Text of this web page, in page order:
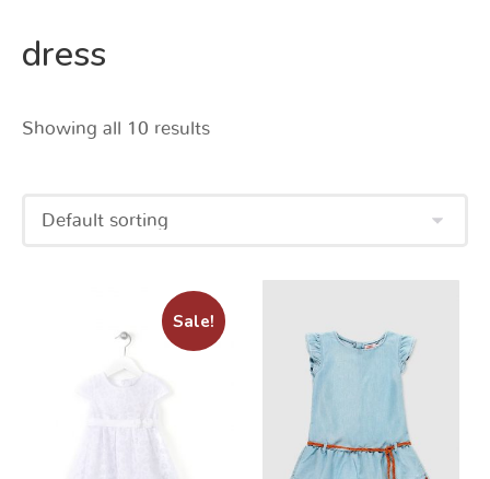
dress
Showing all 10 results
Sale!